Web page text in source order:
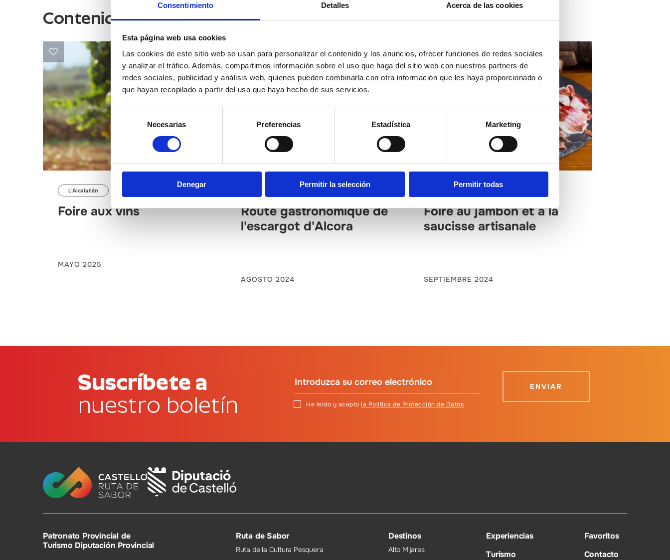
Consentimiento Detalles Acerca de las cookies
Esta página web usa cookies
Las cookies de este sitio web se usan para personalizar el contenido y los anuncios, ofrecer funciones de redes sociales
y analizar el tráfico. Además, compartimos información sobre el uso que haga del sitio web con nuestros partners de
redes sociales, publicidad y análisis web, quienes pueden combinarla con otra información que les haya proporcionado o
que hayan recopilado a partir del uso que haya hecho de sus servicios.
de
consentimiento
Necesarias Preferencias Estadística Marketing
Denegar Permitir la selección Permitir todas
Contenidos relacionados
L’Alcalatén
Foire aux vins
MAYO 2025
Route gastronomique de
l'escargot d'Alcora
AGOSTO 2024
Foire au jambon et à la
saucisse artisanale
SEPTIEMBRE 2024
Suscríbete a
nuestro boletín
He leído y aceptola Política de Protección de Datos
Patronato Provincial de
Turismo Diputación Provincial
Ruta de Sabor
Ruta de la Cultura Pesquera
Destinos
Alto Mijares
Experiencias
Turismo
Favoritos
Contacto